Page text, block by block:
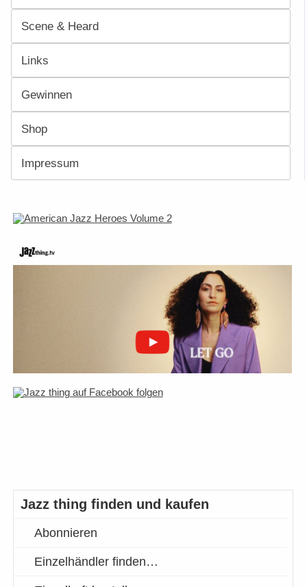
Scene & Heard
Links
Gewinnen
Shop
Impressum
Jazz thing finden und kaufen
Abonnieren
Einzelhändler finden…